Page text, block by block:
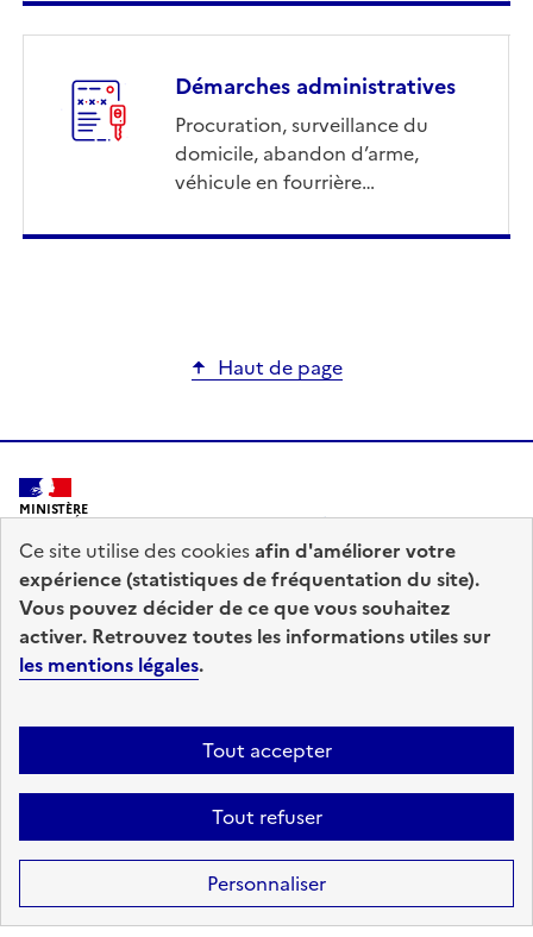
Démarches administratives
Procuration, surveillance du
domicile, abandon d’arme,
véhicule en fourrière…
Haut de page
MINISTÈRE
DE L'INTÉRIEUR
legifrance.gouv.fr
data.gouv.fr
Accessibilité : totalement conforme Mentions légales
Plan du site
Ce site utilise des cookiesafin d'améliorer votre
expérience (statistiques de fréquentation du site).
Vous pouvez décider de ce que vous souhaitez
activer. Retrouvez toutes les informations utiles sur
les mentions légales.
Tout accepter
Tout refuser
Personnaliser